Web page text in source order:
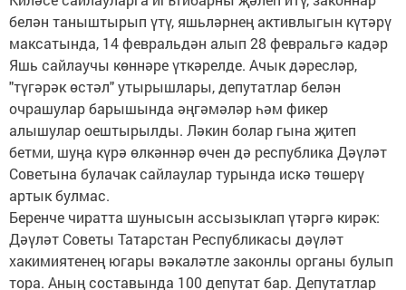
белән таныштырып үтү, яшьләрнең активлыгын күтәрү
максатында, 14 февральдән алып 28 февральгә кадәр
Яшь сайлаучы көннәре үткәрелде. Ачык дәресләр,
"түгәрәк өстәл" утырышлары, депутатлар белән
очрашулар барышында әңгәмәләр һәм фикер
алышулар оештырылды. Ләкин болар гына җитеп
бетми, шуңа күрә өлкәннәр өчен дә республика Дәүләт
Советына булачак сайлаулар турында искә төшерү
артык булмас.
Беренче чиратта шунысын ассызыклап үтәргә кирәк:
Дәүләт Советы Татарстан Республикасы дәүләт
хакимиятенең югары вәкаләтле законлы органы булып
тора. Аның составында 100 депутат бар. Депутатлар